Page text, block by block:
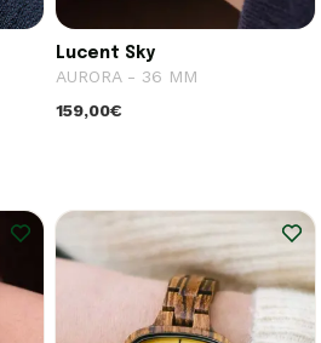
Lucent Sky
AURORA - 36 MM
159,00€